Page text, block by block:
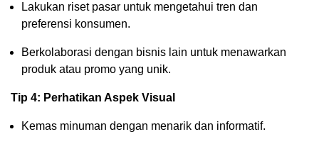
Lakukan riset pasar untuk mengetahui tren dan
preferensi konsumen.
Berkolaborasi dengan bisnis lain untuk menawarkan
produk atau promo yang unik.
Tip 4: Perhatikan Aspek Visual
Kemas minuman dengan menarik dan informatif.